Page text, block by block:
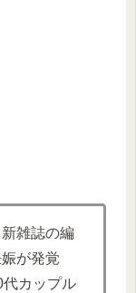
雑誌の編
が発覚
代カップル